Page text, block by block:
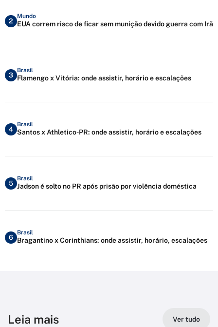
2
Mundo
EUA correm risco de ficar sem munição devido guerra com Irã
3
Brasil
Flamengo x Vitória: onde assistir, horário e escalações
4
Brasil
Santos x Athletico-PR: onde assistir, horário e escalações
5
Brasil
Jadson é solto no PR após prisão por violência doméstica
6
Brasil
Bragantino x Corinthians: onde assistir, horário, escalações
Leia mais Ver tudo